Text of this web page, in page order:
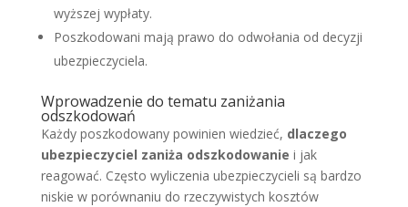
wyższej wypłaty.
Poszkodowani mają prawo do odwołania od decyzji
ubezpieczyciela.
Wprowadzenie do tematu zaniżania
odszkodowań
Każdy poszkodowany powinien wiedzieć, dlaczego
ubezpieczyciel zaniża odszkodowanie i jak
reagować. Często wyliczenia ubezpieczycieli są bardzo
niskie w porównaniu do rzeczywistych kosztów